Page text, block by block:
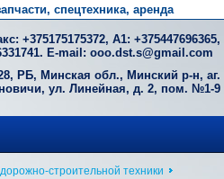
спецтехника, аренда
+375175175372, А1: +375447696365,
. E-mail: ooo.dst.s@gmail.com
РБ, Минская обл., Минский р-н, аг.
ул. Линейная, д. 2, пом. №1-9
строительной техники